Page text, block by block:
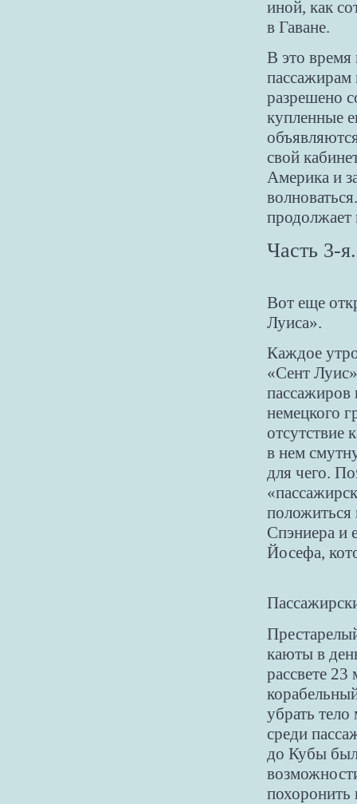
иной, как
в Гаване.
В это время
пассажирам
разрешено
купленные
свой
Америка и
продолжает
Часть 3-я.
Вот еще
Луиса».
Каждое
«Сент
пассажиров
немецкого
отсутствие
в нем
для чего.
положиться
Спэниера и
Йосефа,
каюты в
рассвете
убрать
среди
до Кубы
похоронить